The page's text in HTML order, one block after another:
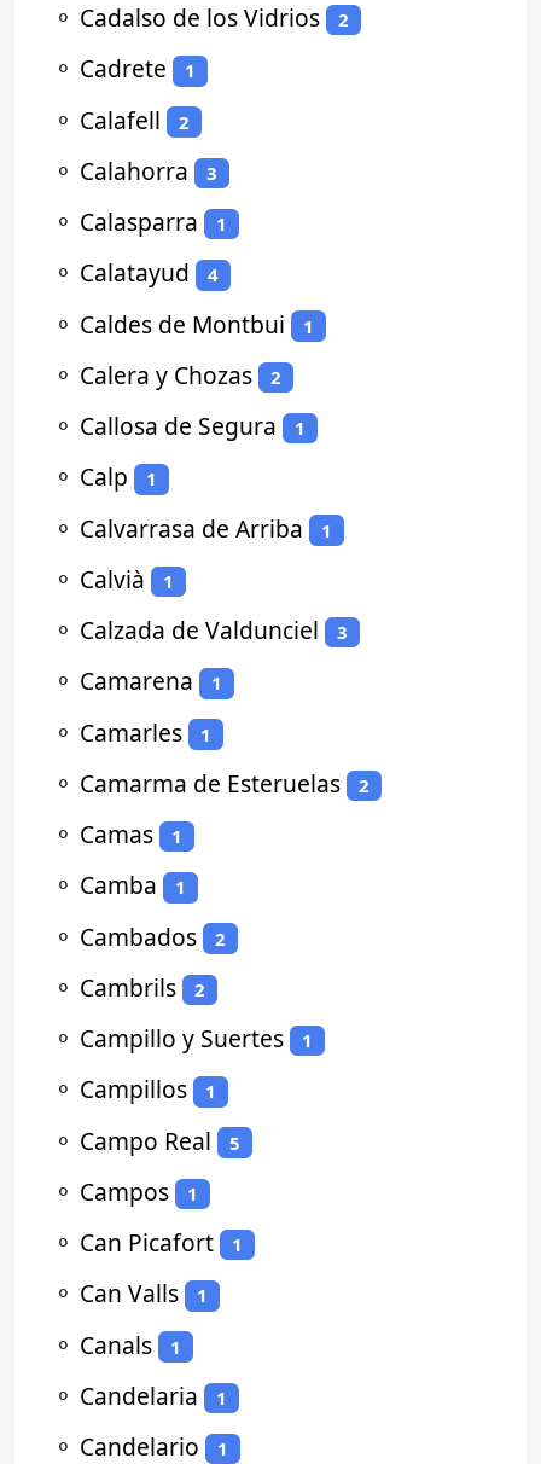
⚬ Cadalso de los Vidrios 2
⚬ Cadrete 1
⚬ Calafell 2
⚬ Calahorra 3
⚬ Calasparra 1
⚬ Calatayud 4
⚬ Caldes de Montbui 1
⚬ Calera y Chozas 2
⚬ Callosa de Segura 1
⚬ Calp 1
⚬ Calvarrasa de Arriba 1
⚬ Calvià 1
⚬ Calzada de Valdunciel 3
⚬ Camarena 1
⚬ Camarles 1
⚬ Camarma de Esteruelas 2
⚬ Camas 1
⚬ Camba 1
⚬ Cambados 2
⚬ Cambrils 2
⚬ Campillo y Suertes 1
⚬ Campillos 1
⚬ Campo Real 5
⚬ Campos 1
⚬ Can Picafort 1
⚬ Can Valls 1
⚬ Canals 1
⚬ Candelaria 1
⚬ Candelario 1